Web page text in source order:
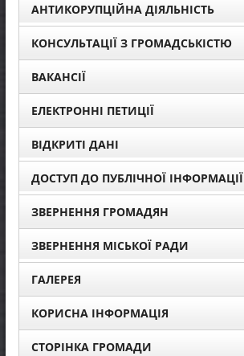
АНТИКОРУПЦІЙНА ДІЯЛЬНІСТЬ
КОНСУЛЬТАЦІЇ З ГРОМАДСЬКІСТЮ
ВАКАНСІЇ
ЕЛЕКТРОННІ ПЕТИЦІЇ
ВІДКРИТІ ДАНІ
ДОСТУП ДО ПУБЛІЧНОЇ ІНФОРМАЦІЇ
ЗВЕРНЕННЯ ГРОМАДЯН
ЗВЕРНЕННЯ МІСЬКОЇ РАДИ
ГАЛЕРЕЯ
КОРИСНА ІНФОРМАЦІЯ
СТОРІНКА ГРОМАДИ